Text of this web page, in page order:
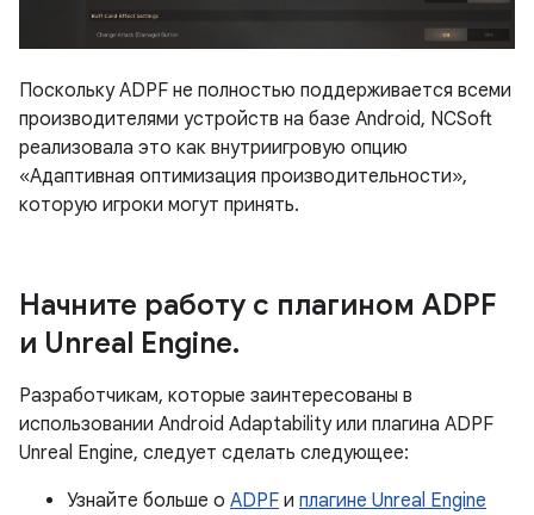
Поскольку ADPF не полностью поддерживается всеми
производителями устройств на базе Android, NCSoft
реализовала это как внутриигровую опцию
«Адаптивная оптимизация производительности»,
которую игроки могут принять.
Начните работу с плагином ADPF
и Unreal Engine.
Разработчикам, которые заинтересованы в
использовании Android Adaptability или плагина ADPF
Unreal Engine, следует сделать следующее:
Узнайте больше о ADPF и плагине Unreal Engine